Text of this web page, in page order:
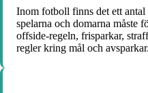
Inom fotboll finns det ett
spelarna och domarna måste
offside-regeln, frisparkar,
regler kring mål och avsparkar.